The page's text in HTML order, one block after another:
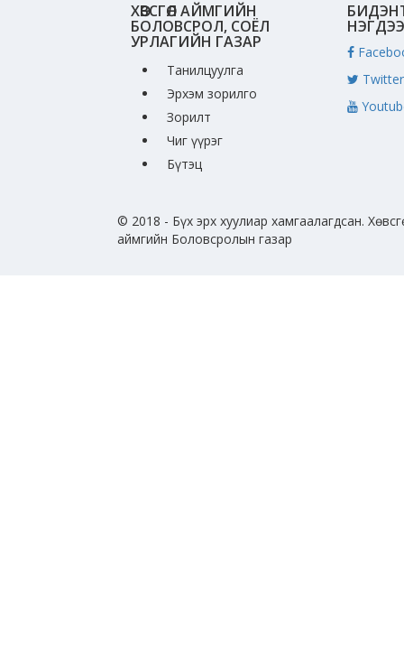
ХӨВСГӨЛ АЙМГИЙН
БОЛОВСРОЛ, СОЁЛ
УРЛАГИЙН ГАЗАР
Танилцуулга
Эрхэм зорилго
Зорилт
Чиг үүрэг
Бүтэц
Twitter
© 2018 - Бүх эрх хуулиар хамгаалагдсан.
аймгийн Боловсролын газар